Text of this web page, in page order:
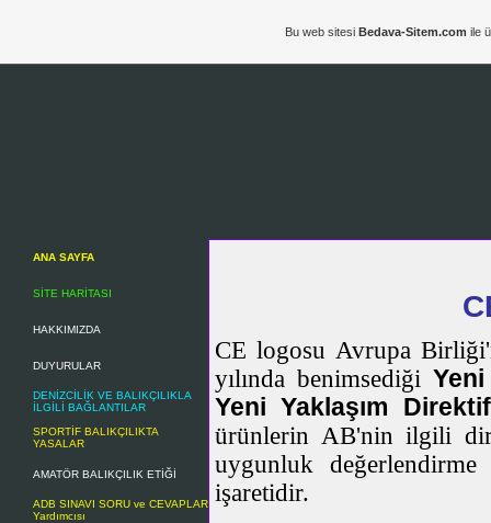
ANA SAYFA
SİTE HARİTASI
HAKKIMIZDA
DUYURULAR
DENİZCİLİK VE BALIKÇILIKLA
İLGİLİ BAĞLANTILAR
SPORTİF BALIKÇILIKTA
YASALAR
AMATÖR BALIKÇILIK ETİĞİ
ADB SINAVI SORU ve CEVAPLAR
Yardımcısı
CE logosu Avrupa
yılında benimsediği
Yeni Yaklaşım
ürünlerin AB'nin ilgili
uygunluk
işaretidir.
Bu web sitesi Bedava-Sitem.com ile